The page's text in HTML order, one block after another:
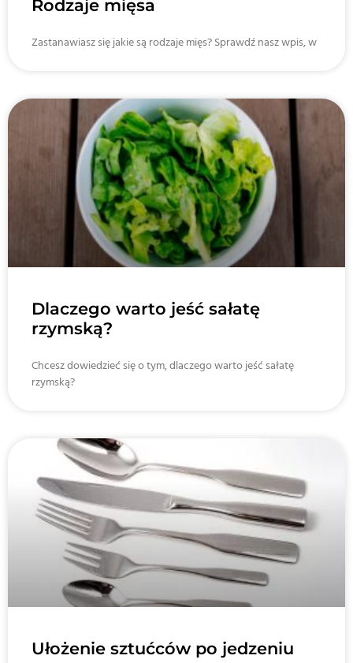
Rodzaje mięsa
Zastanawiasz się jakie są rodzaje mięs? Sprawdź nasz wpis, w
Dlaczego warto jeść sałatę
rzymską?
Chcesz dowiedzieć się o tym, dlaczego warto jeść sałatę
rzymską?
Ułożenie sztućców po jedzeniu